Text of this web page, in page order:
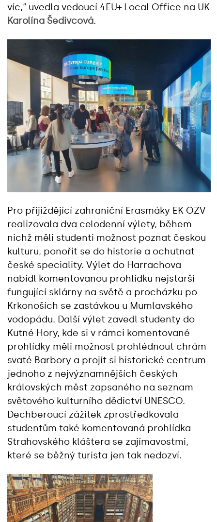
víc,“ uvedla vedoucí 4EU+ Local Office na UK
Karolína Šedivcová.
Pro přijíždějící zahraniční Erasmáky EK OZV
realizovala dva celodenní výlety, během
nichž měli studenti možnost poznat českou
kulturu, ponořit se do historie a ochutnat
české speciality. Výlet do Harrachova
nabídl komentovanou prohlídku nejstarší
fungující sklárny na světě a procházku po
Krkonoších se zastávkou u Mumlavského
vodopádu. Další výlet zavedl studenty do
Kutné Hory, kde si v rámci komentované
prohlídky měli možnost prohlédnout chrám
svaté Barbory a projít si historické centrum
jednoho z nejvýznamnějších českých
královských měst zapsaného na seznam
světového kulturního dědictví UNESCO.
Dechberoucí zážitek zprostředkovala
studentům také komentovaná prohlídka
Strahovského kláštera se zajímavostmi,
které se běžný turista jen tak nedozví.